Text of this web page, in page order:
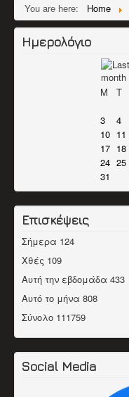
You are here: Home
Ημερολόγιο
M
T
3
4
10 11
17 18
24 25
31
Επισκέψεις
Σήμερα 124
Χθές 109
Αυτή την εβδομάδα 433
Αυτό το μήνα 808
Σύνολο 111759
Social Media